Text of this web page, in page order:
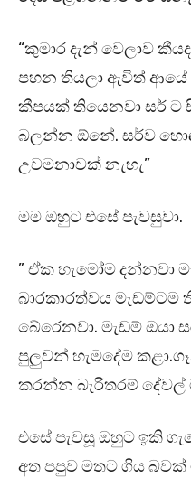
“කුමාර දැන් වෙලාව
පහන තියලා ඇවිත් ආයේ
කීපයක් තියෙනවා සර් ට
බලන්න ඕනේ. සර්ව
උවමනාවක් නැහැ”
මම ඔහුට එසේ පැවසුවා.
” ඒක හැමෝම දන්නවා
බාරකාරත්වය මැඩම්ටම
බේරෙනවා. මැඩම්
පුලුවන් හැමදේම
කරන්න බැරිතරම් දේවල්
එසේ පැවසූ ඔහුට ඉකි
අත පපුව මතට ගිය